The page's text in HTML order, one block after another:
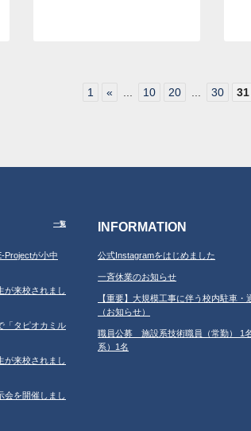
1 « 10 20 30 31
一覧
Projectが小中
が来校されまし
「タピオカミル
が来校されまし
会を開催しまし
INFORMATION
公式Instagramをはじめました
一斉休業のお知らせ
【重要】大規模工事に伴う校内駐車・
（お知らせ）
職員公募 施設系技術職員（常勤） 1
系）1名